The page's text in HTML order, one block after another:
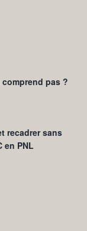
pas ?
recadrer sans
en PNL